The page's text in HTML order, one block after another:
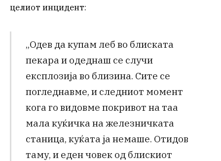
целиот инцидент:
„Одев да купам леб во блиската
пекара и одеднаш се случи
експлозија во близина. Сите се
погледнавме, и следниот момент
кога го видовме покривот на таа
мала куќичка на железничката
станица, куќата ја немаше. Отидов
таму, и еден човек од блискиот